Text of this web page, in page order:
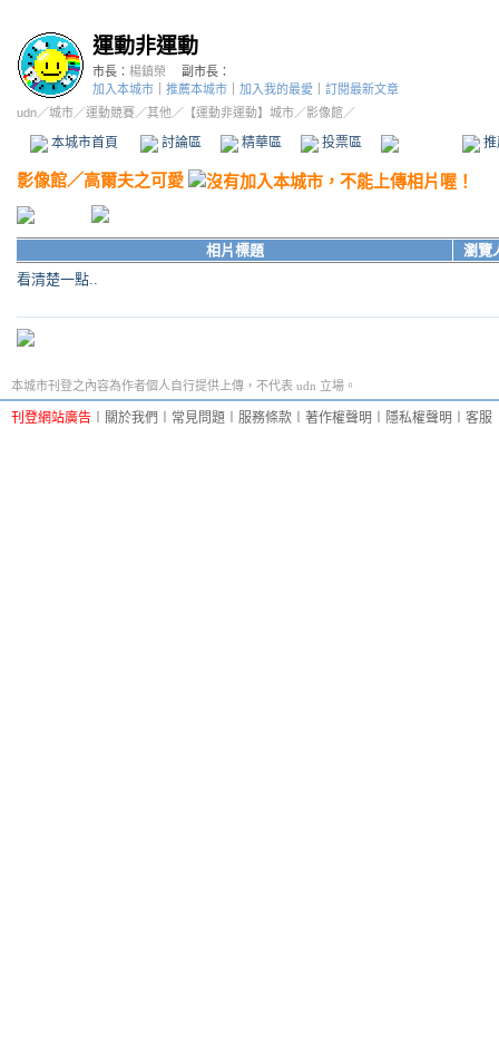
運動非運動
市長： 楊鎮榮
副市長：
加入本城市
推薦本城市 加入我的最愛
訂閱最新文章
udn／城市／運動競賽／其他 ／ 【運動非運動】城市／影像館／
本城市首頁 討論區 精華區 投票區 影像館
影像館／高爾夫之可愛
相片標題
瀏覽
看清楚一點..
本城市刊登之內容為作者個人自行提供上傳，不代表 udn 立場。
刊登網站廣告 關於我們 常見問題 服務條款 著作權聲明 隱私權聲明 客服